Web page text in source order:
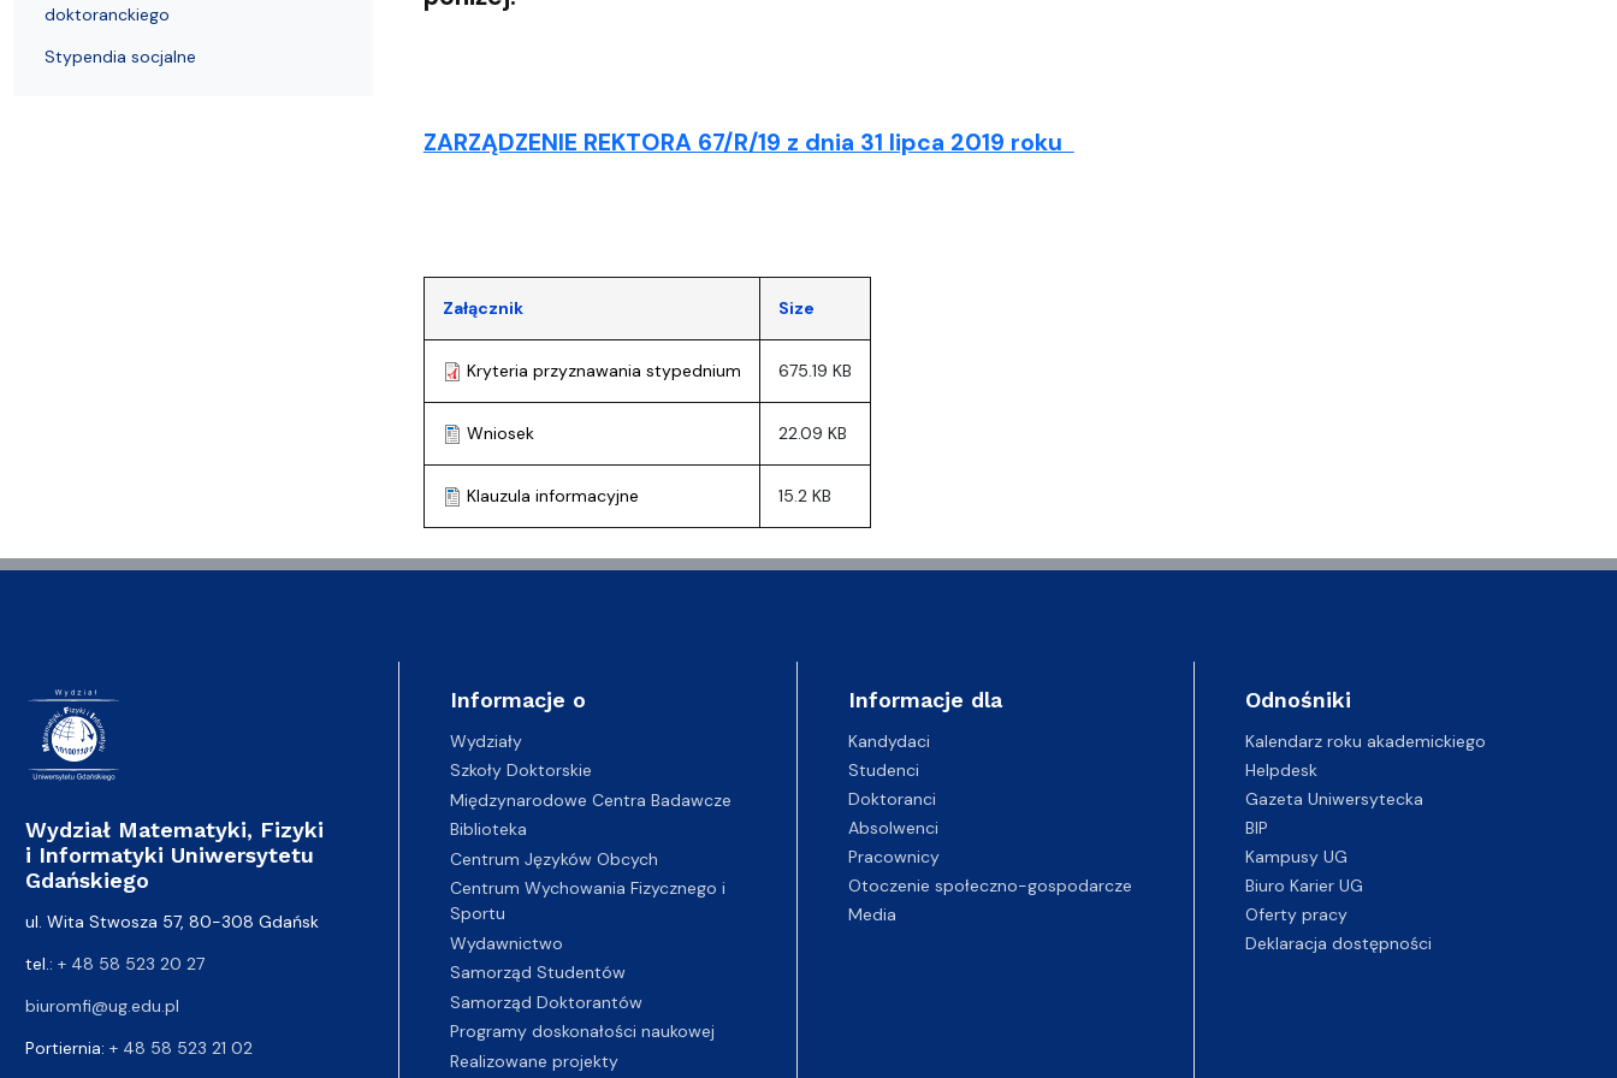
ZARZĄDZENIE REKTORA 67/R/19 z dnia 31 lipca 2019 roku
Załącznik Size
Kryteria przyznawania stypednium 675.19 KB
Wniosek 22.09 KB
Klauzula informacyjne 15.2 KB
doktoranckiego
Stypendia socjalne
Wydział Matematyki, Fizyki
i Informatyki Uniwersytetu
Gdańskiego
ul. Wita Stwosza 57, 80-308 Gdańsk
tel.: + 48 58 523 20 27
biuromfi@ug.edu.pl
Portiernia: + 48 58 523 21 02
Informacje o
Wydziały
Szkoły Doktorskie
Międzynarodowe Centra Badawcze
Biblioteka
Centrum Języków Obcych
Centrum Wychowania Fizycznego i
Sportu
Wydawnictwo
Samorząd Studentów
Samorząd Doktorantów
Programy doskonałości naukowej
Realizowane projekty
Informacje dla
Kandydaci
Studenci
Doktoranci
Absolwenci
Pracownicy
Otoczenie społeczno-gospodarcze
Media
Odnośniki
Kalendarz roku akademickiego
Helpdesk
Gazeta Uniwersytecka
BIP
Kampusy UG
Biuro Karier UG
Oferty pracy
Deklaracja dostępności